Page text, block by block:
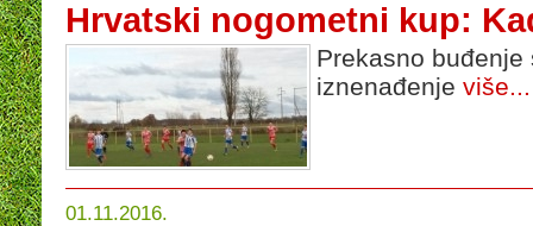
Hrvatski nogometni kup:
Prekasno
iznenađenje više...
01.11.2016.